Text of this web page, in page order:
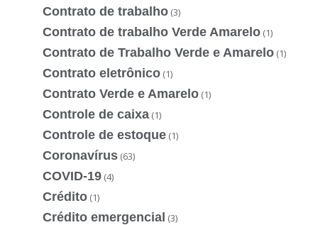
Contrato de trabalho (3)
Contrato de trabalho Verde Amarelo (1)
Contrato de Trabalho Verde e Amarelo (1)
Contrato eletrônico (1)
Contrato Verde e Amarelo (1)
Controle de caixa (1)
Controle de estoque (1)
Coronavírus (63)
COVID-19 (4)
Crédito (1)
Crédito emergencial (3)